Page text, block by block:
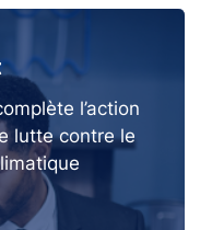
l’action
lutte contre le